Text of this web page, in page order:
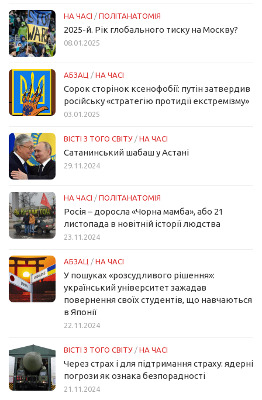
НА ЧАСІ / ПОЛІТАНАТОМІЯ
2025-й. Рік глобального тиску на Москву?
08.01.2025
АБЗАЦ / НА ЧАСІ
Сорок сторінок ксенофобії: путін затвердив
російську «стратегію протидії екстремізму»
03.01.2025
ВІСТІ З ТОГО СВІТУ / НА ЧАСІ
Сатанинський шабаш у Астані
29.11.2024
НА ЧАСІ / ПОЛІТАНАТОМІЯ
Росія – доросла «Чорна мамба», або 21
листопада в новітній історії людства
23.11.2024
АБЗАЦ / НА ЧАСІ
У пошуках «розсудливого рішення»:
український університет зажадав
повернення своїх студентів, що навчаються
в Японії
22.11.2024
ВІСТІ З ТОГО СВІТУ / НА ЧАСІ
Через страх і для підтримання страху: ядерні
погрози як ознака безпорадності
21.11.2024